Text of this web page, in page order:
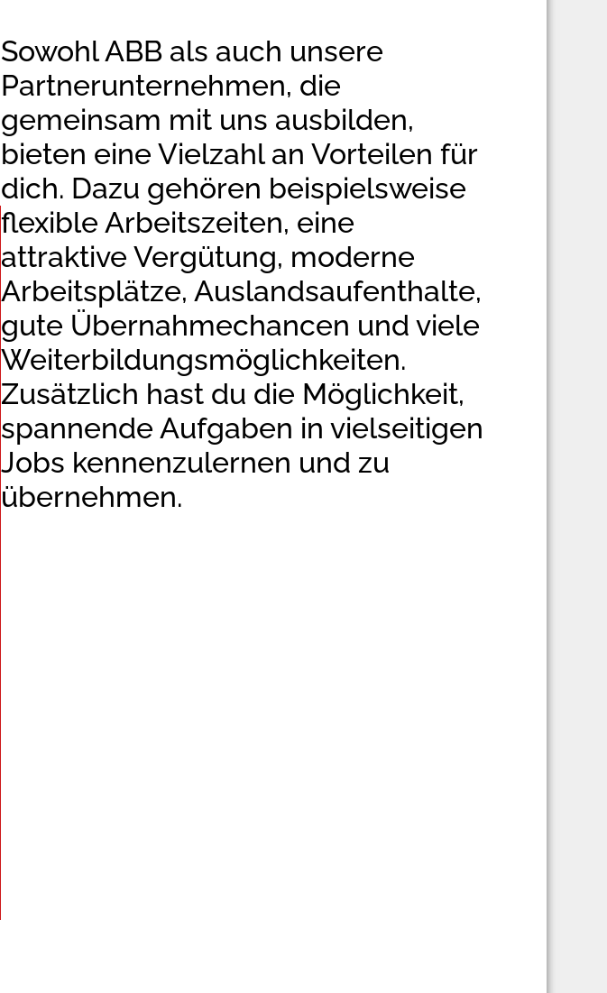
Sowohl ABB als auch unsere
Partnerunternehmen, die
gemeinsam mit uns ausbilden,
bieten eine Vielzahl an Vorteilen für
dich. Dazu gehören beispielsweise
flexible Arbeitszeiten, eine
attraktive Vergütung, moderne
Arbeitsplätze, Auslandsaufenthalte,
gute Übernahmechancen und viele
Weiterbildungsmöglichkeiten.
Zusätzlich hast du die Möglichkeit,
spannende Aufgaben in vielseitigen
Jobs kennenzulernen und zu
übernehmen.